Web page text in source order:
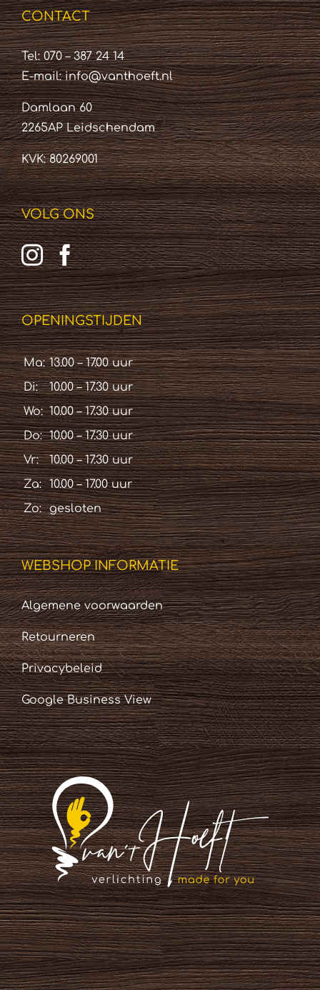
CONTACT
Tel: 070 – 387 24 14
E-mail:info@vanthoeft.nl
Damlaan 60
2265AP Leidschendam
KVK: 80269001
VOLG ONS
OPENINGSTIJDEN
Ma: 13.00 – 17.00 uur
Di:
10.00 – 17.30 uur
Wo: 10.00 – 17.30 uur
Do: 10.00 – 17.30 uur
Vr:
10.00 – 17.30 uur
Za:
10.00 – 17.00 uur
Zo:
gesloten
WEBSHOP INFORMATIE
Algemene voorwaarden
Retourneren
Privacybeleid
Google Business View